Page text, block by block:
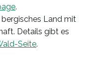
.
bergisches Land mit
Details gibt es
Seite.